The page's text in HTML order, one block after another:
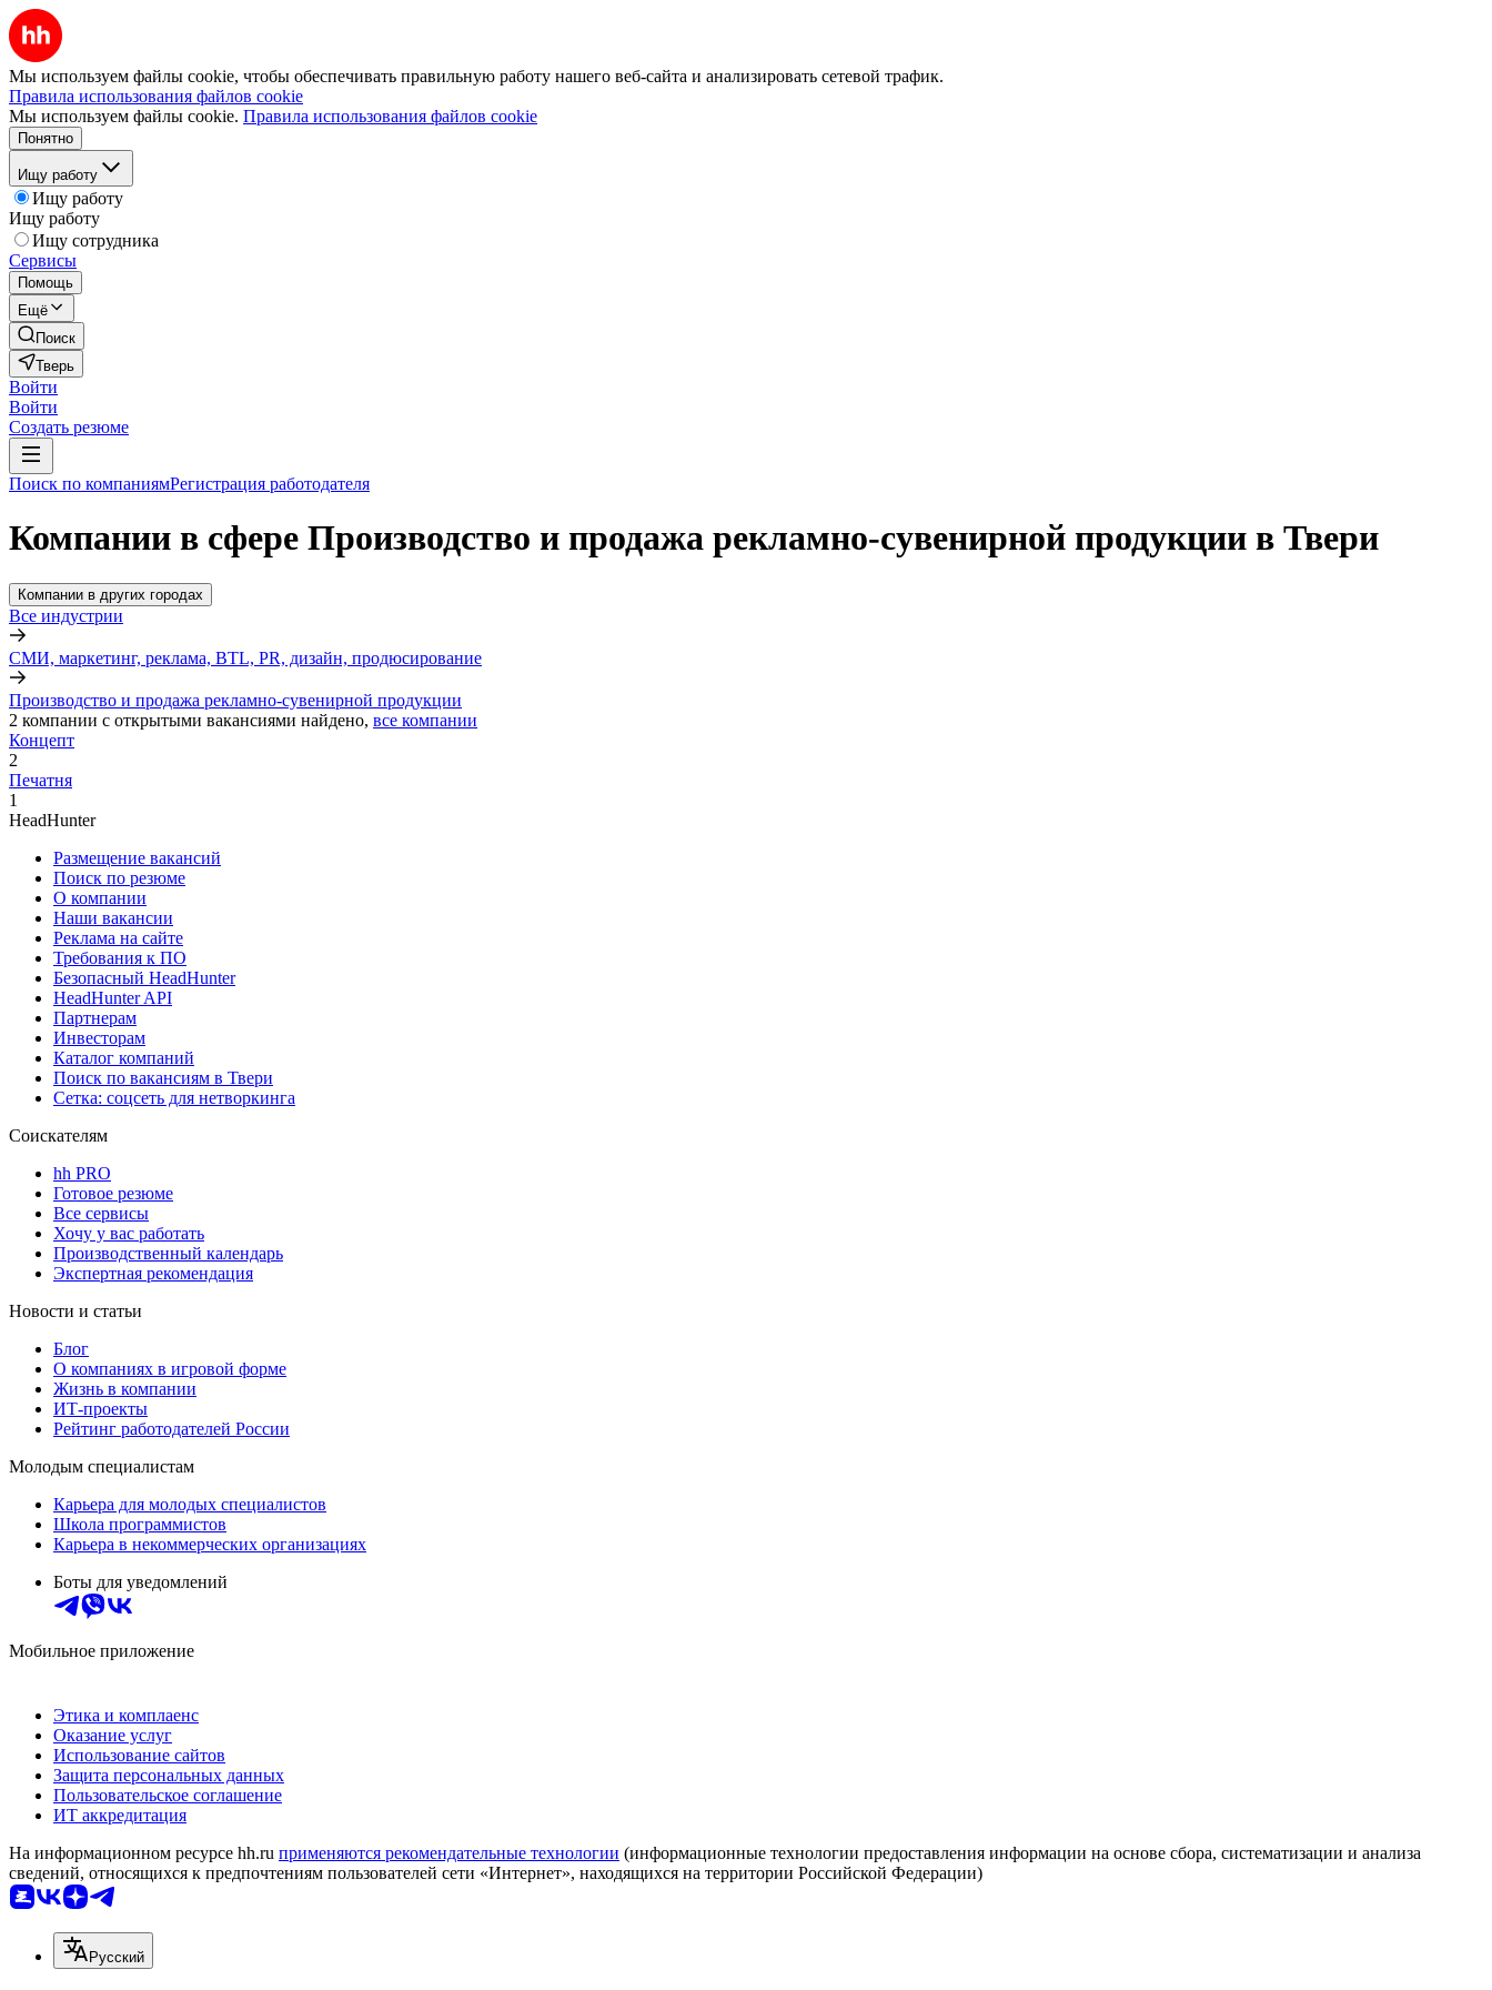
Мы используем файлы cookie, чтобы обеспечивать правильную работу нашего веб-сайта и анализировать сетевой трафик.
Правила использования файлов cookie
Мы используем файлы cookie. Правила использования файлов cookie
Понятно
Ищу работу
Ищу работу
Ищу работу
Ищу сотрудника
Сервисы
Помощь
Ещё
Поиск
Тверь
Войти
Войти
Создать резюме
Поиск по компаниямРегистрация работодателя
Компании в сфере Производство и продажа рекламно-сувенирной продукции в Твери
Компании в других городах
Все индустрии
СМИ, маркетинг, реклама, BTL, PR, дизайн, продюсирование
Производство и продажа рекламно-сувенирной продукции
2 компании с открытыми вакансиями найдено, все компании
Концепт
2
Печатня
1
HeadHunter
Размещение вакансий
Поиск по резюме
О компании
Наши вакансии
Реклама на сайте
Требования к ПО
Безопасный HeadHunter
HeadHunter API
Партнерам
Инвесторам
Каталог компаний
Поиск по вакансиям в Твери
Сетка: соцсеть для нетворкинга
Соискателям
hh PRO
Готовое резюме
Все сервисы
Хочу у вас работать
Производственный календарь
Экспертная рекомендация
Новости и статьи
Блог
О компаниях в игровой форме
Жизнь в компании
ИТ-проекты
Рейтинг работодателей России
Молодым специалистам
Карьера для молодых специалистов
Школа программистов
Карьера в некоммерческих организациях
Боты для уведомлений
Мобильное приложение
Этика и комплаенс
Оказание услуг
Использование сайтов
Защита персональных данных
Пользовательское соглашение
ИТ аккредитация
На информационном ресурсе hh.ru применяются рекомендательные технологии (информационные технологии предоставления информации на основе сбора, систематизации и анализа
сведений, относящихся к предпочтениям пользователей сети «Интернет», находящихся на территории Российской Федерации)
Русский